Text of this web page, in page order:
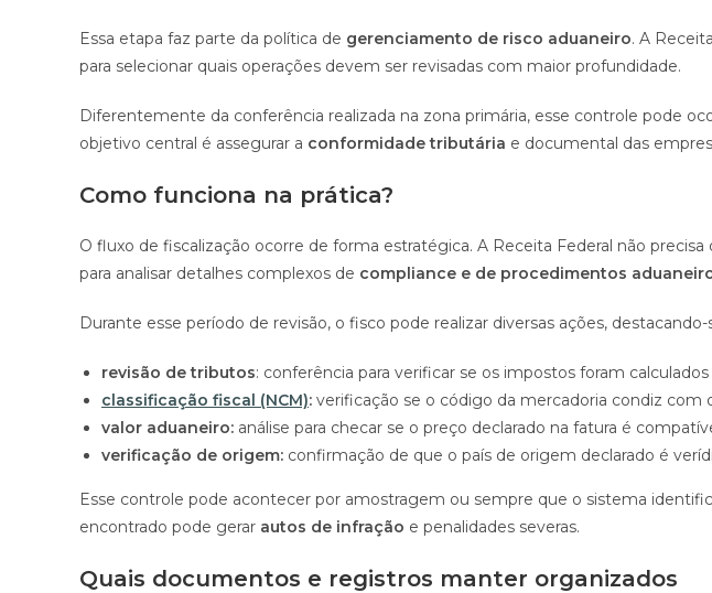
Essa etapa faz parte da política de gerenciamento de risco aduaneiro. A
para selecionar quais operações devem ser revisadas com maior profundidade.
Diferentemente da conferência realizada na zona primária, esse controle pode
objetivo central é assegurar a conformidade tributária e documental das
Como funciona na prática?
O fluxo de fiscalização ocorre de forma estratégica. A Receita Federal não
para analisar detalhes complexos de compliance e de procedimentos
Durante esse período de revisão, o fisco pode realizar diversas ações, destacando-
revisão de tributos: conferência para verificar se os impostos foram
classificação fiscal (NCM): verificação se o código da mercadoria condiz com
valor aduaneiro: análise para checar se o preço declarado na fatura é
verificação de origem: confirmação de que o país de origem declarado é
Esse controle pode acontecer por amostragem ou sempre que o sistema
encontrado pode gerar autos de infração e penalidades severas.
Quais documentos e registros manter organizados